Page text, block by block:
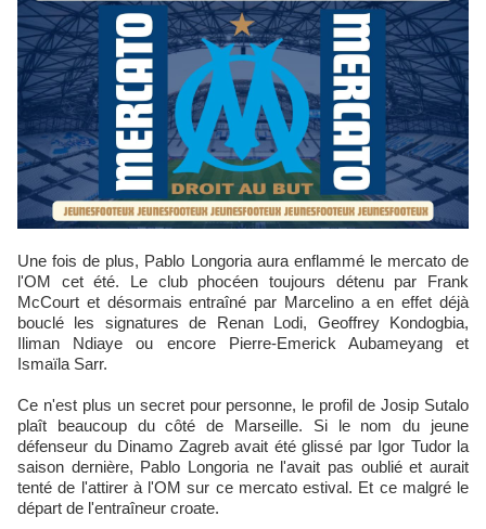
Une fois de plus, Pablo Longoria aura enflammé le mercato de
l'OM cet été. Le club phocéen toujours détenu par Frank
McCourt et désormais entraîné par Marcelino a en effet déjà
bouclé les signatures de Renan Lodi, Geoffrey Kondogbia,
Iliman Ndiaye ou encore Pierre-Emerick Aubameyang et
Ismaïla Sarr.
Ce n'est plus un secret pour personne, le profil de Josip Sutalo
plaît beaucoup du côté de Marseille. Si le nom du jeune
défenseur du Dinamo Zagreb avait été glissé par Igor Tudor la
saison dernière, Pablo Longoria ne l'avait pas oublié et aurait
tenté de l'attirer à l'OM sur ce mercato estival. Et ce malgré le
départ de l'entraîneur croate.